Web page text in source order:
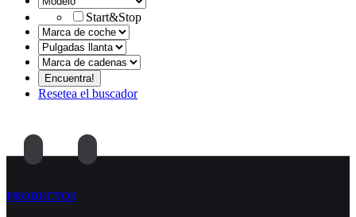
Start&Stop
Resetea el buscador
PRODUCTOS